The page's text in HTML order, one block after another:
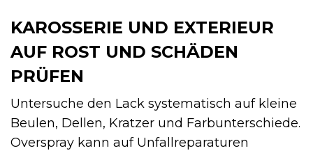
KAROSSERIE UND EXTERIEUR
AUF ROST UND SCHÄDEN
PRÜFEN
Untersuche den Lack systematisch auf kleine
Beulen, Dellen, Kratzer und Farbunterschiede.
Overspray kann auf Unfallreparaturen